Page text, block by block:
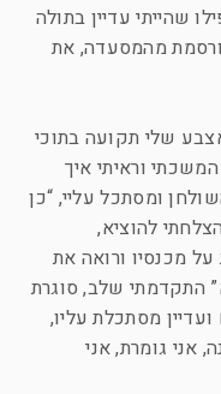
שהייתי עדיין בתולה
מהמסעדה, את
שלי תקועה בתוכי
וראיתי איך
ומסתכל עליי, “כן
להוציא,
מכנסיו ורואה את
התקדמתי שלב, סוגרת
מסתכלת עליו,
אני גומרת, אני